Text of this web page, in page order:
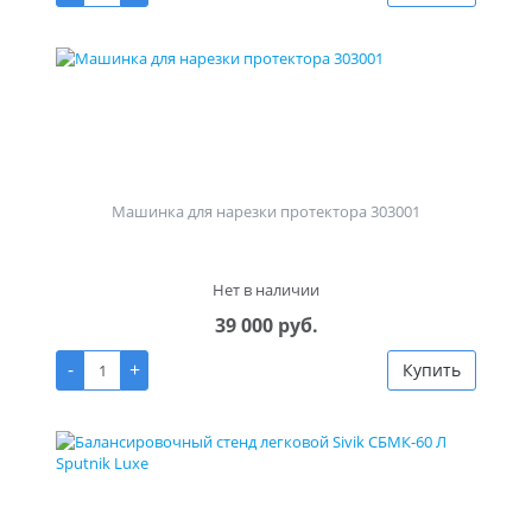
Машинка для нарезки протектора 303001
Нет в наличии
39 000 руб.
-
+ Купить